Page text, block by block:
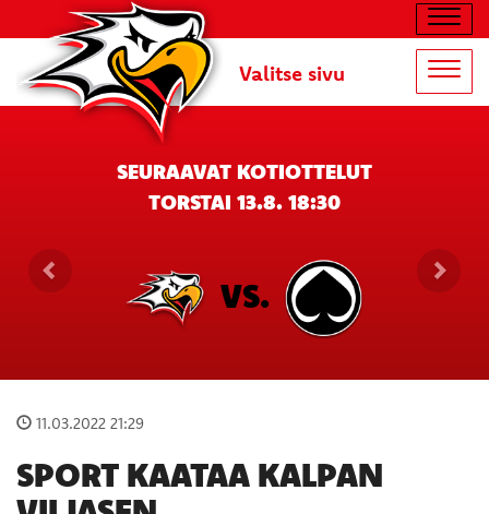
Valitse sivu
SEURAAVAT KOTIOTTELUT
TORSTAI 13.8. 18:30
VS.
11.03.2022 21:29
SPORT KAATAA KALPAN